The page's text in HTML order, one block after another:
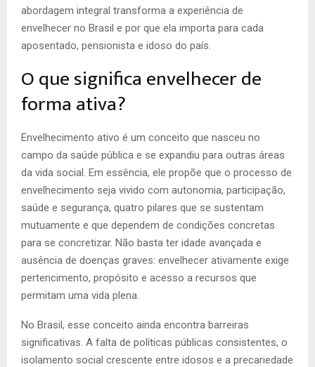
abordagem integral transforma a experiência de
envelhecer no Brasil e por que ela importa para cada
aposentado, pensionista e idoso do país.
O que significa envelhecer de
forma ativa?
Envelhecimento ativo é um conceito que nasceu no
campo da saúde pública e se expandiu para outras áreas
da vida social. Em essência, ele propõe que o processo de
envelhecimento seja vivido com autonomia, participação,
saúde e segurança, quatro pilares que se sustentam
mutuamente e que dependem de condições concretas
para se concretizar. Não basta ter idade avançada e
ausência de doenças graves: envelhecer ativamente exige
pertencimento, propósito e acesso a recursos que
permitam uma vida plena.
No Brasil, esse conceito ainda encontra barreiras
significativas. A falta de políticas públicas consistentes, o
isolamento social crescente entre idosos e a precariedade